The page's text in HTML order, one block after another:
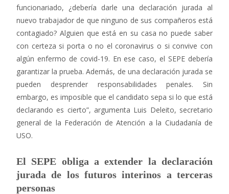
funcionariado, ¿debería darle una declaración jurada al
nuevo trabajador de que ninguno de sus compañeros está
contagiado? Alguien que está en su casa no puede saber
con certeza si porta o no el coronavirus o si convive con
algún enfermo de covid-19. En ese caso, el SEPE debería
garantizar la prueba. Además, de una declaración jurada se
pueden desprender responsabilidades penales. Sin
embargo, es imposible que el candidato sepa si lo que está
declarando es cierto”, argumenta Luis Deleito, secretario
general de la Federación de Atención a la Ciudadanía de
USO.
El SEPE obliga a extender la declaración
jurada de los futuros interinos a terceras
personas